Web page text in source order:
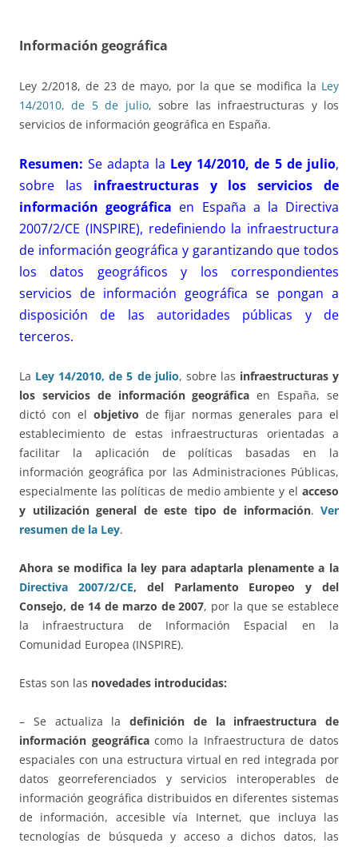
Información geográfica
Ley 2/2018, de 23 de mayo, por la que se modifica la Ley
14/2010, de 5 de julio, sobre las infraestructuras y los
servicios de información geográfica en España.
Resumen: Se adapta la Ley 14/2010, de 5 de julio,
sobre las infraestructuras y los servicios de
información geográfica en España a la Directiva
2007/2/CE (INSPIRE), redefiniendo la infraestructura
de información geográfica y garantizando que todos
los datos geográficos y los correspondientes
servicios de información geográfica se pongan a
disposición de las autoridades públicas y de
terceros.
La Ley 14/2010, de 5 de julio, sobre las infraestructuras y
los servicios de información geográfica en España, se
dictó con el objetivo de fijar normas generales para el
establecimiento de estas infraestructuras orientadas a
facilitar la aplicación de políticas basadas en la
información geográfica por las Administraciones Públicas,
especialmente las políticas de medio ambiente y el acceso
y utilización general de este tipo de información. Ver
resumen de la Ley.
Ahora se modifica la ley para adaptarla plenamente a la
Directiva 2007/2/CE, del Parlamento Europeo y del
Consejo, de 14 de marzo de 2007, por la que se establece
la infraestructura de Información Espacial en la
Comunidad Europea (INSPIRE).
Estas son las novedades introducidas:
– Se actualiza la definición de la infraestructura de
información geográficacomo la Infraestructura de datos
espaciales con una estructura virtual en red integrada por
datos georreferenciados y servicios interoperables de
información geográfica distribuidos en diferentes sistemas
de información, accesible vía Internet, que incluya las
tecnologías de búsqueda y acceso a dichos datos, las